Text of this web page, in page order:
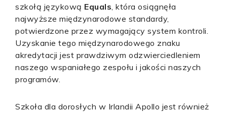
szkołą językową Equals, która osiągnęła
najwyższe międzynarodowe standardy,
potwierdzone przez wymagający system kontroli.
Uzyskanie tego międzynarodowego znaku
akredytacji jest prawdziwym odzwierciedleniem
naszego wspaniałego zespołu i jakości naszych
programów.
Szkoła dla dorosłych w Irlandii Apollo jest również